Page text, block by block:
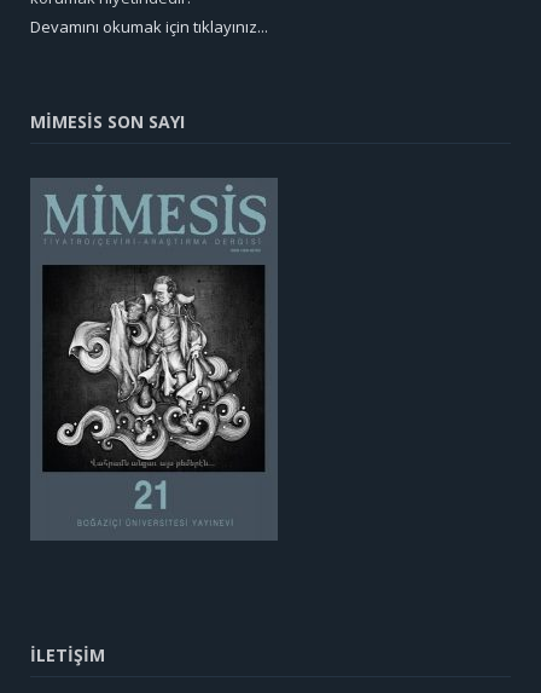
Devamını okumak için tıklayınız...
MİMESİS SON SAYI
İLETİŞİM